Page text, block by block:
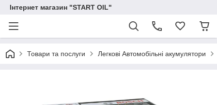
Інтернет магазин "START OIL"
Товари та послуги Легкові Автомобільні акумулятори